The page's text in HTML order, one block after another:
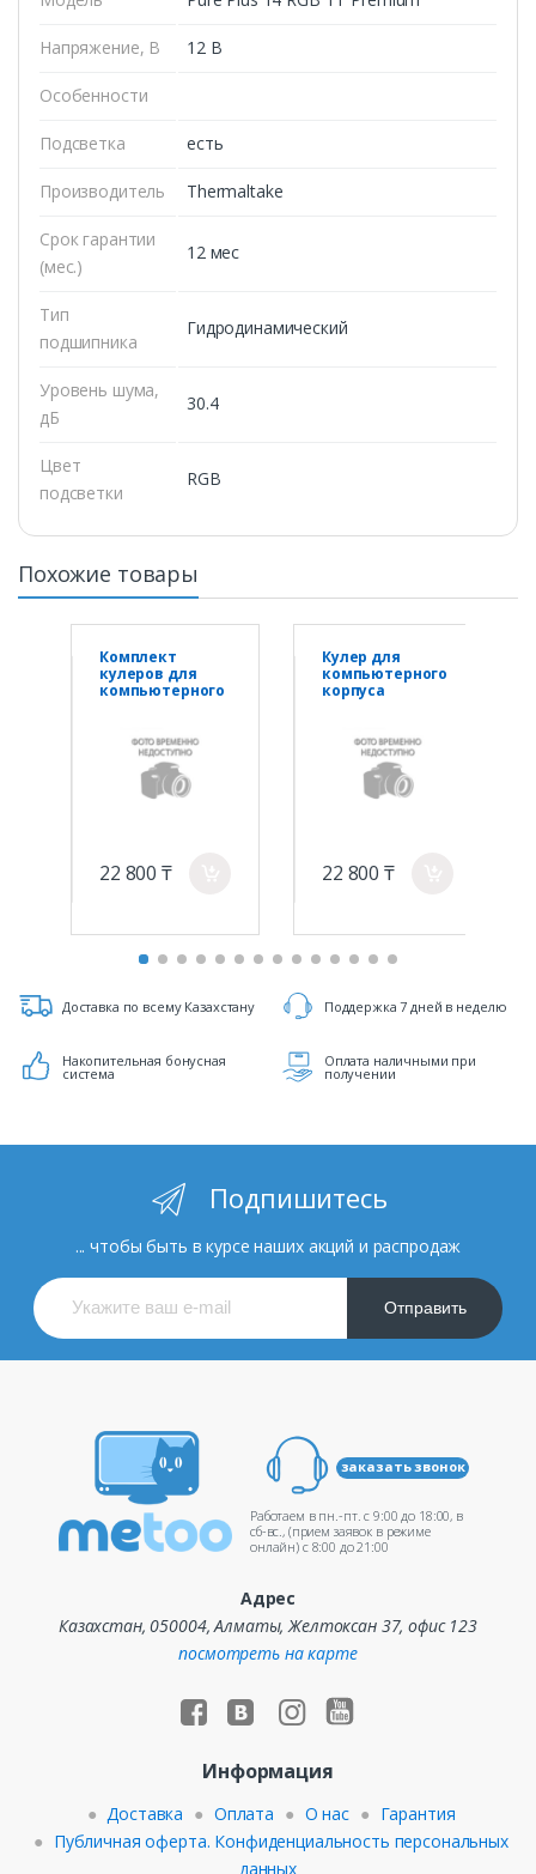
Напряжение, В 12 В
Особенности
Подсветка есть
Производитель Thermaltake
Срок гарантии
(мес.)
12 мес
Тип
подшипника
Гидродинамический
Уровень шума,
дБ
30.4
Цвет
подсветки
RGB
Похожие товары
Комплект
кулеров для
компьютерного
PLUS BK - 3 в1
22 800 ₸
Кулер для
компьютерного
корпуса
Sync Radiator
Fan (2-Fan Pack)
White
22 800 ₸
Доставка по всему Казахстану Поддержка 7 дней в неделю
Накопительная бонусная
система
Оплата наличными при
получении
Подпишитесь
... чтобы быть в курсе наших акций и распродаж
Отправить
заказать звонок
Работаем в пн.-пт. c 9:00 до 18:00, в
сб-вс., (прием заявок в режиме
онлайн) c 8:00 до 21:00
Адрес
Казахстан, 050004, Алматы, Желтоксан 37, офис 123
посмотреть на карте
Информация
Доставка Оплата О нас
Гарантия
Публичная оферта. Конфиденциальность персональных
данных